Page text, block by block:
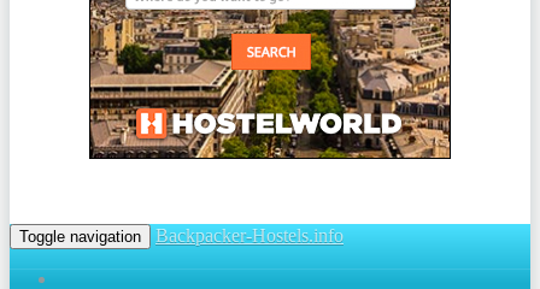
Toggle navigation Backpacker-Hostels.info